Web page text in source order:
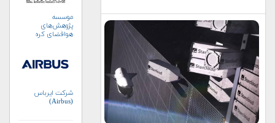
موسسه
پژوهش‌های
هوافضای کره
شرکت ایرباس
(Airbus)